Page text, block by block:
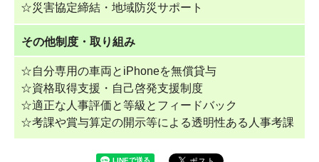
☆災害協定締結・地域防災サポート
その他制度・取り組み
☆自分専用の車両とiPhoneを無償貸与
☆資格取得支援・自己啓発支援制度
☆適正な人事評価と等級とフィードバック
☆考課や賞与算定の開示等による透明性ある人事考課